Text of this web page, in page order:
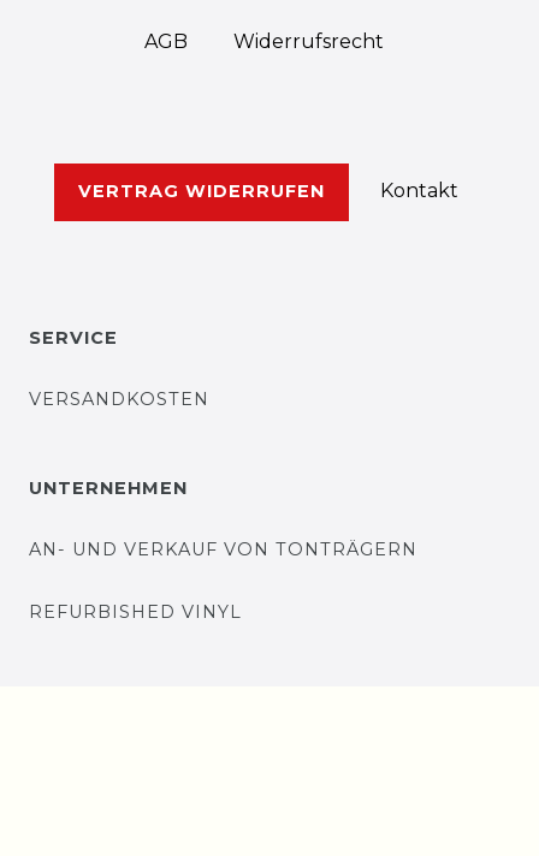
AGB Widerrufs­recht
VERTRAG WIDERRUFEN Kontakt
SERVICE
VERSANDKOSTEN
UNTERNEHMEN
AN- UND VERKAUF VON TONTRÄGERN
REFURBISHED VINYL